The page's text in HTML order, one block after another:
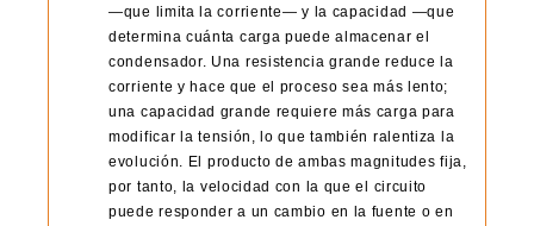
—que limita la corriente— y la capacidad —que
determina cuánta carga puede almacenar el
condensador. Una resistencia grande reduce la
corriente y hace que el proceso sea más lento;
una capacidad grande requiere más carga para
modificar la tensión, lo que también ralentiza la
evolución. El producto de ambas magnitudes fija,
por tanto, la velocidad con la que el circuito
puede responder a un cambio en la fuente o en